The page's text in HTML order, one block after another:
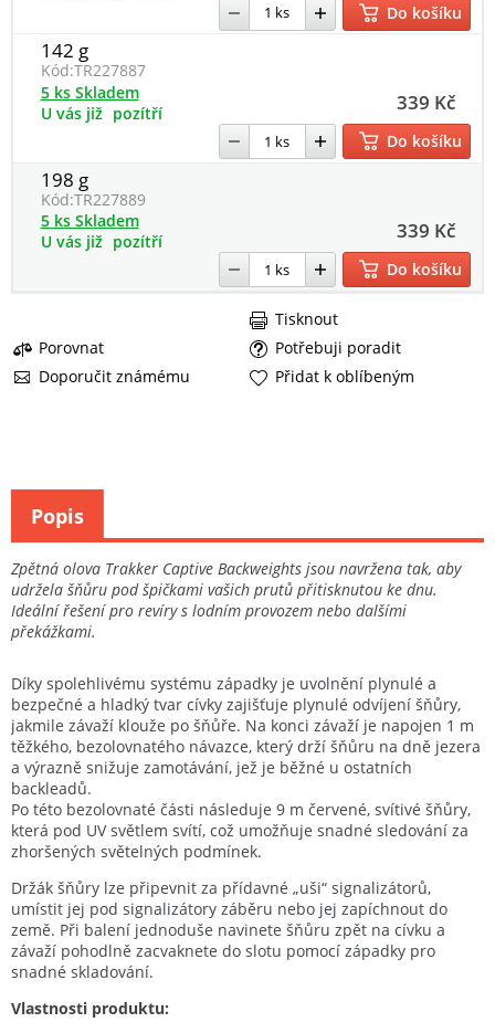
Do košíku
142 g
Kód:TR227887
339 Kč
5 ks Skladem
U vás již pozítří
Do košíku
198 g
Kód:TR227889
339 Kč
5 ks Skladem
U vás již pozítří
Do košíku
Porovnat
Potřebuji poradit
Doporučit známému
Tisknout
Přidat k oblíbeným
Zpětná olova Trakker Captive Backweights jsou navržena tak, aby
udržela šňůru pod špičkami vašich prutů přitisknutou ke dnu.
Ideální řešení pro revíry s lodním provozem nebo dalšími
překážkami.
Díky spolehlivému systému západky je uvolnění plynulé a
bezpečné a hladký tvar cívky zajišťuje plynulé odvíjení šňůry,
jakmile závaží klouže po šňůře. Na konci závaží je napojen 1 m
těžkého, bezolovnatého návazce, který drží šňůru na dně jezera
a výrazně snižuje zamotávání, jež je běžné u ostatních
backleadů.
Po této bezolovnaté části následuje 9 m červené, svítivé šňůry,
která pod UV světlem svítí, což umožňuje snadné sledování za
zhoršených světelných podmínek.
Držák šňůry lze připevnit za přídavné „uši“ signalizátorů,
umístit jej pod signalizátory záběru nebo jej zapíchnout do
země. Při balení jednoduše navinete šňůru zpět na cívku a
závaží pohodlně zacvaknete do slotu pomocí západky pro
snadné skladování.
Vlastnosti produktu:
Popis